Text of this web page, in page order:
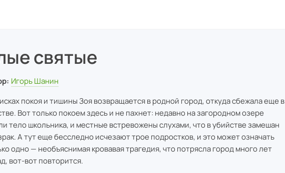
святые
Игорь Шанин
покоя и тишины Зоя возвращается в родной город, откуда сбежала еще в
Вот только покоем здесь и не пахнет: недавно на загородном озере
тело школьника, и местные встревожены слухами, что в убийстве замешан
А тут еще бесследно исчезают трое подростков, и это может означать
одно — необъяснимая кровавая трагедия, что потрясла город много лет
вот-вот повторится.